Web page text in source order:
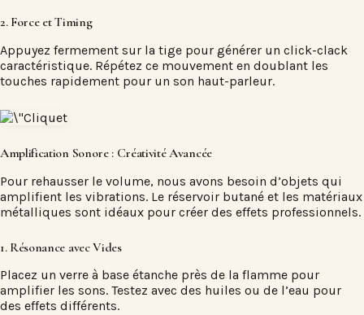
2. Force et Timing
Appuyez fermement sur la tige pour générer un click-clack
caractéristique. Répétez ce mouvement en doublant les
touches rapidement pour un son haut-parleur.
Amplification Sonore : Créativité Avancée
Pour rehausser le volume, nous avons besoin d’objets qui
amplifient les vibrations. Le réservoir butané et les matériaux
métalliques sont idéaux pour créer des effets professionnels.
1. Résonance avec Vides
Placez un verre à base étanche près de la flamme pour
amplifier les sons. Testez avec des huiles ou de l’eau pour
des effets différents.